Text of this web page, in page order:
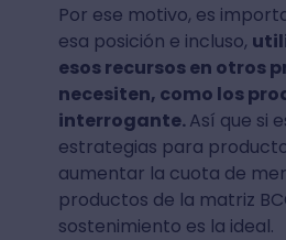
Por ese motivo, es
esa posición e incluso,
esos recursos en otros
necesiten, como los
interrogante.Así que si
estrategias para
aumentar la cuota de
productos de la matriz
sostenimiento es la ideal.